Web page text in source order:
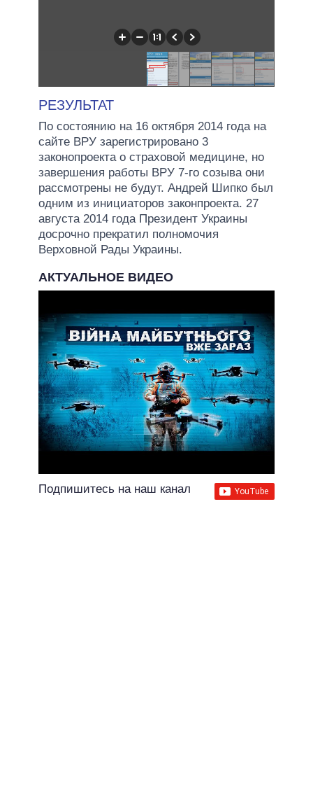
РЕЗУЛЬТАТ
По состоянию на 16 октября 2014 года на
сайте ВРУ зарегистрировано 3
законопроекта о страховой медицине, но
завершения работы ВРУ 7-го созыва они
рассмотрены не будут. Андрей Шипко был
одним из инициаторов законпроекта. 27
августа 2014 года Президент Украины
досрочно прекратил полномочия
Верховной Рады Украины.
АКТУАЛЬНОЕ ВИДЕО
Подпишитесь на наш канал